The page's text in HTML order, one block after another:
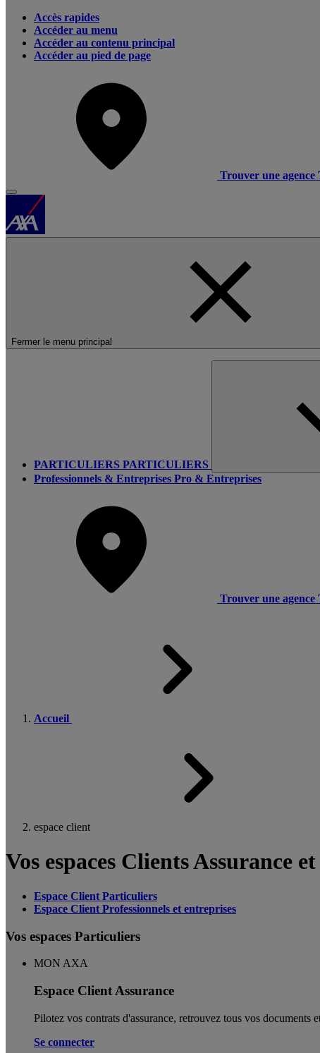
Accès rapides
Accéder au menu
Accéder au contenu principal
Accéder au pied de page
Trouver une agence
Fermer le menu principal
PARTICULIERS PARTICULIERS
Professionnels & Entreprises Pro & Entreprises
Trouver une agence
Accueil
espace client
Vos espaces Clients Assurance
Espace Client Particuliers
Espace Client Professionnels et entreprises
Vos espaces Particuliers
MON AXA
Espace Client Assurance
Pilotez vos contrats d'assurance, retrouvez tous vos documents
Se connecter